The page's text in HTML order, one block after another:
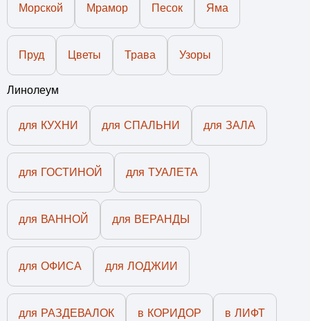
Морской Мрамор Песок Яма
Пруд Цветы Трава Узоры
Линолеум
для КУХНИ для СПАЛЬНИ для ЗАЛА
для ГОСТИНОЙ для ТУАЛЕТА
для ВАННОЙ для ВЕРАНДЫ
для ОФИСА для ЛОДЖИИ
для РАЗДЕВАЛОК в КОРИДОР в ЛИФТ